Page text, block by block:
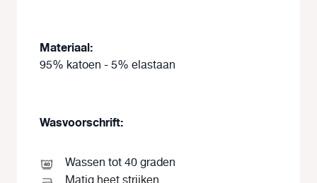
Materiaal:
95% katoen - 5% elastaan
Wasvoorschrift:
Wassen tot 40 graden